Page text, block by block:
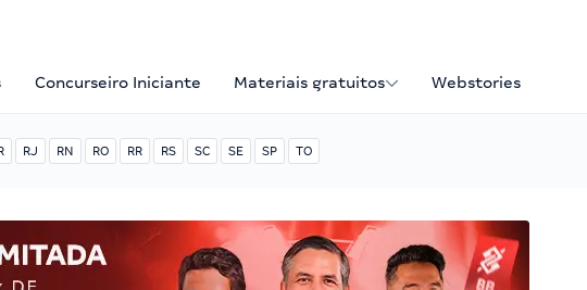
Concurseiro Iniciante Materiais gratuitos Webstories
RJ RN RO RR RS SC SE SP TO